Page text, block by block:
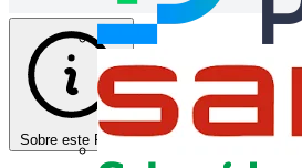
Sobre este PDF